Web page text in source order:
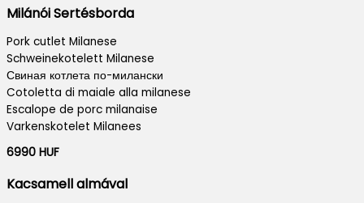
Milánói Sertésborda
Pork cutlet Milanese
Schweinekotelett Milanese
Свиная котлета по-милански
Cotoletta di maiale alla milanese
Escalope de porc milanaise
Varkenskotelet Milanees
6990 HUF
Kacsamell almával